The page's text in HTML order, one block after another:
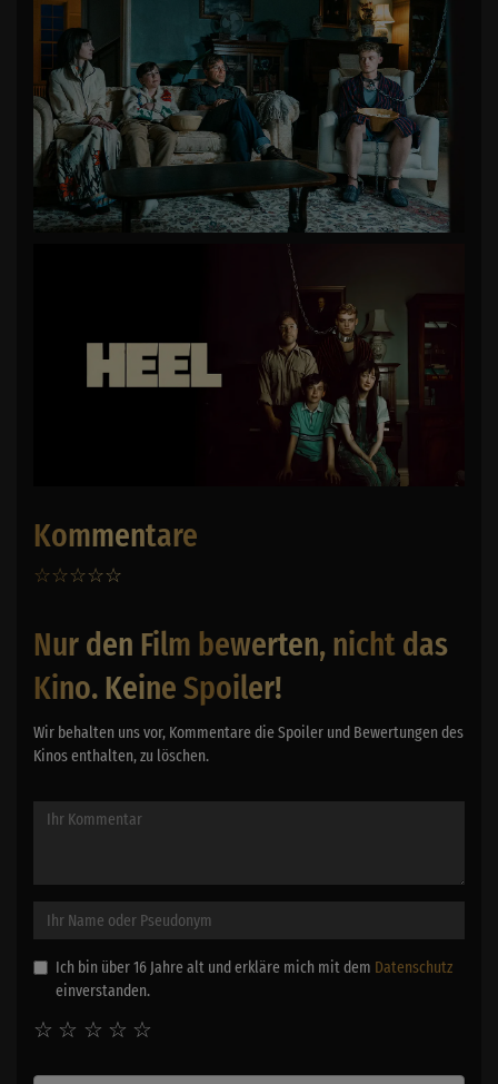
Kommentare
☆☆☆☆☆
Nur den Film bewerten, nicht das
Kino. Keine Spoiler!
Wir behalten uns vor, Kommentare die Spoiler und Bewertungen des
Kinos enthalten, zu löschen.
Ich bin über 16 Jahre alt und erkläre mich mit dem Datenschutz
einverstanden.
☆
☆
☆
☆
☆